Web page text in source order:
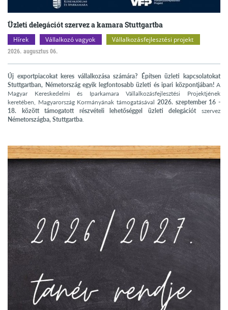
Üzleti delegációt szervez a kamara Stuttgartba
Hírek Vállalkozó vagyok Vállalkozásfejlesztési projekt
2026. augusztus 06.
Új exportpiacokat keres vállalkozása számára? Építsen üzleti kapcsolatokat
Stuttgartban, Németország egyik legfontosabb üzleti és ipari központjában! A
Magyar Kereskedelmi és Iparkamara Vállalkozásfejlesztési Projektjének
keretében, Magyarország Kormányának támogatásával 2026. szeptember 16 -
18. között támogatott részvételi lehetőséggel üzleti delegációtszervez
Németországba, Stuttgartba.